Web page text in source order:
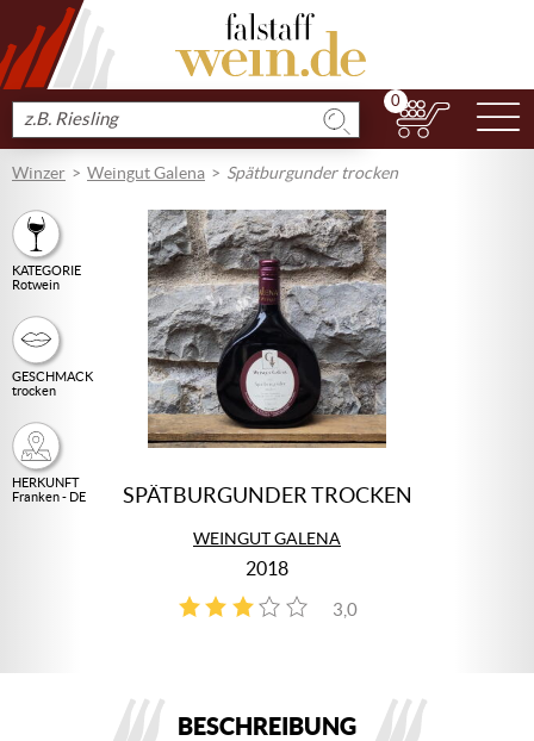
Produkt
suchen
0
Winzer Weingut Galena Spätburgunder trocken
KATEGORIE
Rotwein
GESCHMACK
trocken
HERKUNFT
Franken - DE
SPÄTBURGUNDER TROCKEN
WEINGUT GALENA
2018
3,0
3
BESCHREIBUNG